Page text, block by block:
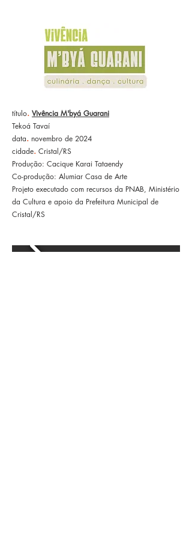
título. Vivência M'byá Guarani
Tekoá Tavaí
data. novembro de 2024
cidade. Cristal/RS
Produção: Cacique Karai Tataendy
Co-produção: Alumiar Casa de Arte
Projeto executado com recursos da PNAB, Ministério
da Cultura e apoio da Prefeitura Municipal de
Cristal/RS